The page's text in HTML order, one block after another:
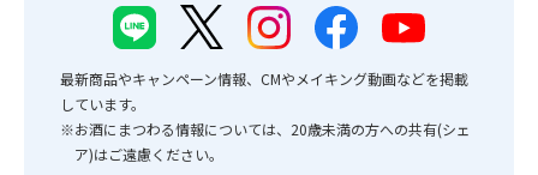
最新商品やキャンペーン情報、CMやメイキング動画などを掲載
しています。
※お酒にまつわる情報については、20歳未満の方への共有(シェ
ア)はご遠慮ください。